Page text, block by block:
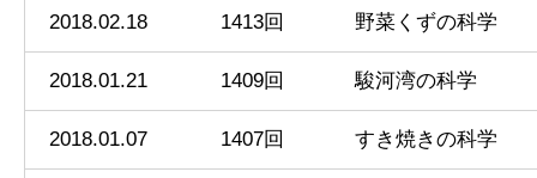
2018.02.18 1413回 野菜くずの科学
2018.01.21 1409回 駿河湾の科学
2018.01.07 1407回 すき焼きの科学